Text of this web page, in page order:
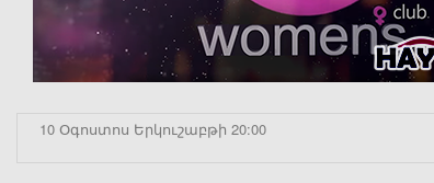
10 Օգոստոս Երկուշաբթի 20:00